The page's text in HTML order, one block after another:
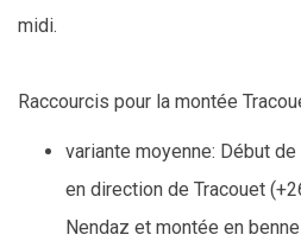
midi.
Raccourcis pour la montée
variante moyenne: Début
en direction de Tracouet
Nendaz et montée en